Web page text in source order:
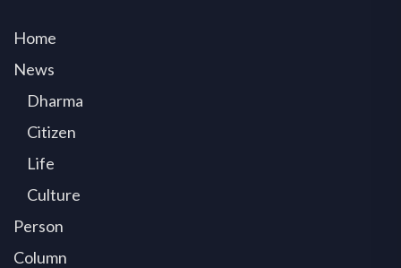
Home
News
Dharma
Citizen
Life
Culture
Person
Column